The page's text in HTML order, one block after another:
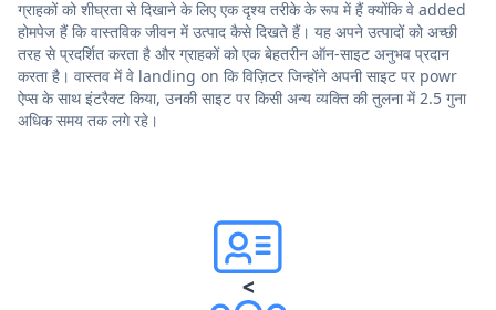
ग्राहकों को शीघ्रता से दिखाने के लिए एक दृश्य तरीके के रूप में हैं क्योंकि वे added
होमपेज हैं कि वास्तविक जीवन में उत्पाद कैसे दिखते हैं। यह अपने उत्पादों को अच्छी
तरह से प्रदर्शित करता है और ग्राहकों को एक बेहतरीन ऑन-साइट अनुभव प्रदान
करता है। वास्तव में वे landing on कि विज़िटर जिन्होंने अपनी साइट पर powr
ऐप्स के साथ इंटरैक्ट किया, उनकी साइट पर किसी अन्य व्यक्ति की तुलना में 2.5 गुना
अधिक समय तक लगे रहे।
<